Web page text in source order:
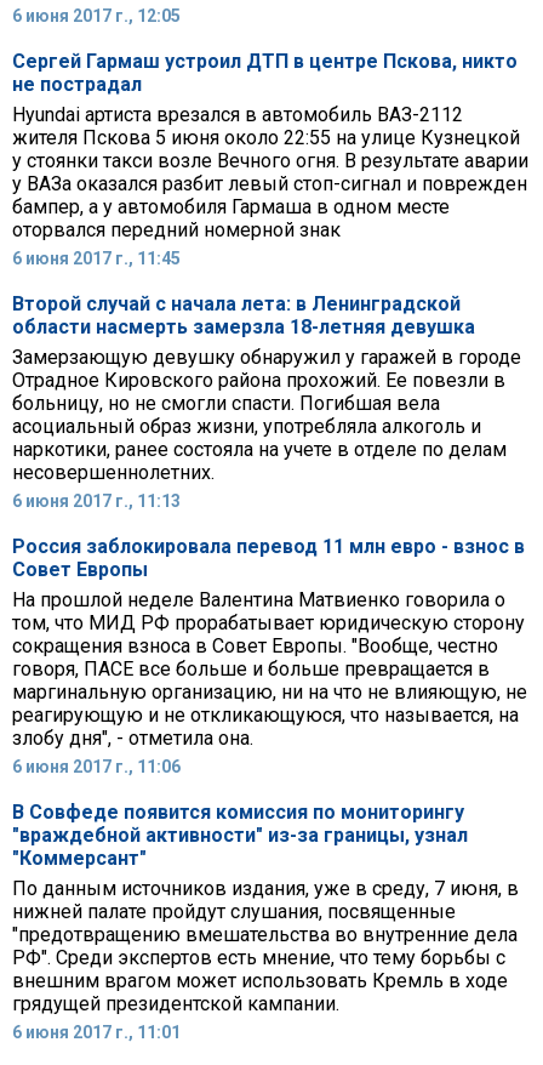
6 июня 2017 г., 12:05
Сергей Гармаш устроил ДТП в центре Пскова, никто
не пострадал
Hyundai артиста врезался в автомобиль ВАЗ-2112
жителя Пскова 5 июня около 22:55 на улице Кузнецкой
у стоянки такси возле Вечного огня. В результате аварии
у ВАЗа оказался разбит левый стоп-сигнал и поврежден
бампер, а у автомобиля Гармаша в одном месте
оторвался передний номерной знак
6 июня 2017 г., 11:45
Второй случай с начала лета: в Ленинградской
области насмерть замерзла 18-летняя девушка
Замерзающую девушку обнаружил у гаражей в городе
Отрадное Кировского района прохожий. Ее повезли в
больницу, но не смогли спасти. Погибшая вела
асоциальный образ жизни, употребляла алкоголь и
наркотики, ранее состояла на учете в отделе по делам
несовершеннолетних.
6 июня 2017 г., 11:13
Россия заблокировала перевод 11 млн евро - взнос в
Совет Европы
На прошлой неделе Валентина Матвиенко говорила о
том, что МИД РФ прорабатывает юридическую сторону
сокращения взноса в Совет Европы. "Вообще, честно
говоря, ПАСЕ все больше и больше превращается в
маргинальную организацию, ни на что не влияющую, не
реагирующую и не откликающуюся, что называется, на
злобу дня", - отметила она.
6 июня 2017 г., 11:06
В Совфеде появится комиссия по мониторингу
"враждебной активности" из-за границы, узнал
"Коммерсант"
По данным источников издания, уже в среду, 7 июня, в
нижней палате пройдут слушания, посвященные
"предотвращению вмешательства во внутренние дела
РФ". Среди экспертов есть мнение, что тему борьбы с
внешним врагом может использовать Кремль в ходе
грядущей президентской кампании.
6 июня 2017 г., 11:01